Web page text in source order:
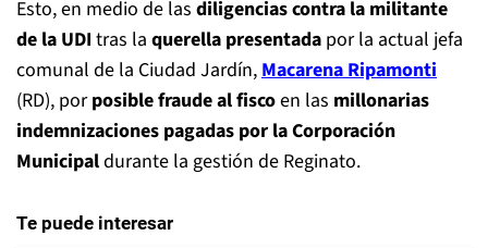
Esto, en medio de las diligencias contra la militante
de la UDI tras la querella presentada por la actual jefa
comunal de la Ciudad Jardín,Macarena Ripamonti
(RD), porposible fraude al fiscoen las millonarias
indemnizaciones pagadas por la Corporación
Municipaldurante la gestión de Reginato.
Te puede interesar